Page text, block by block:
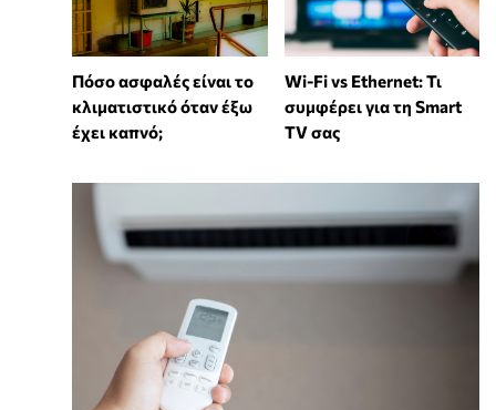
Πόσο ασφαλές είναι το
κλιματιστικό όταν έξω
έχει καπνό;
Wi-Fi vs Ethernet: Τι
συμφέρει για τη Smart
TV σας